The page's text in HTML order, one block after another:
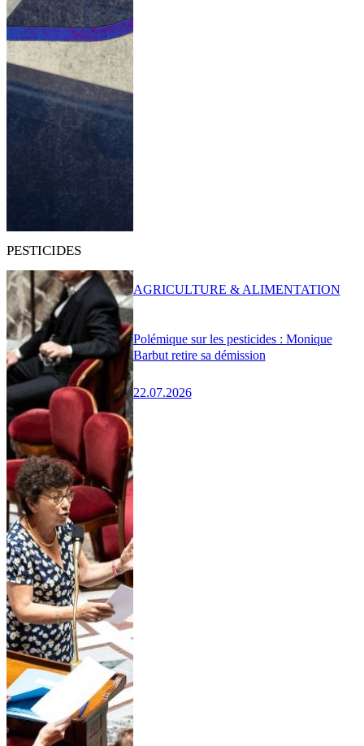
PESTICIDES
Polémique sur les pesticides : Monique
Barbut retire sa démission
22.07.2026
AGRICULTURE & ALIMENTATION